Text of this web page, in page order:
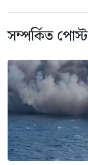
সম্পর্কিত পোস্ট